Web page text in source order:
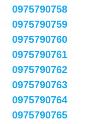
0975790758
0975790759
0975790760
0975790761
0975790762
0975790763
0975790764
0975790765